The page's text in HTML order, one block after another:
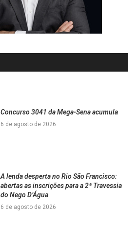
Concurso 3041 da Mega-Sena acumula
6 de agosto de 2026
A lenda desperta no Rio São Francisco:
abertas as inscrições para a 2ª Travessia
do Nego D’Água
6 de agosto de 2026